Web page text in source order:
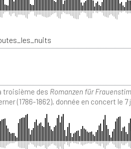
troisième des Romanzen für
(1786-1862), donnée en concert le 7